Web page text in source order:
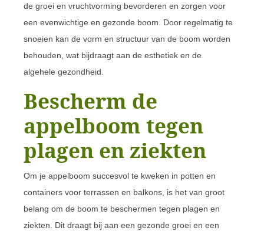
de groei en vruchtvorming bevorderen en zorgen voor
een evenwichtige en gezonde boom. Door regelmatig te
snoeien kan de vorm en structuur van de boom worden
behouden, wat bijdraagt aan de esthetiek en de
algehele gezondheid.
Bescherm de
appelboom tegen
plagen en ziekten
Om je appelboom succesvol te kweken in potten en
containers voor terrassen en balkons, is het van groot
belang om de boom te beschermen tegen plagen en
ziekten. Dit draagt bij aan een gezonde groei en een